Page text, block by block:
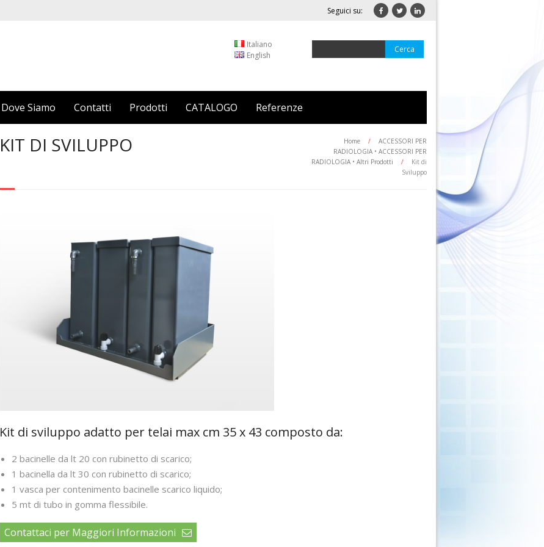
Seguici su:
Italiano
English
Dove Siamo Contatti Prodotti CATALOGO Referenze
KIT DI SVILUPPO Home /
ACCESSORI PER
RADIOLOGIA • ACCESSORI PER
RADIOLOGIA • Altri Prodotti /
Kit di
Sviluppo
Kit di sviluppo adatto per telai max cm 35 x 43 composto da:
2 bacinelle da lt 20 con rubinetto di scarico;
1 bacinella da lt 30 con rubinetto di scarico;
1 vasca per contenimento bacinelle scarico liquido;
5 mt di tubo in gomma flessibile.
Contattaci per Maggiori Informazioni